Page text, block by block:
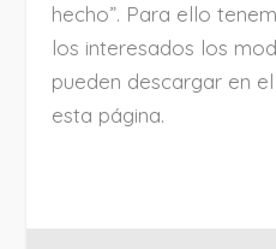
hecho”. Para ello
los interesados los
pueden descargar en
esta página.